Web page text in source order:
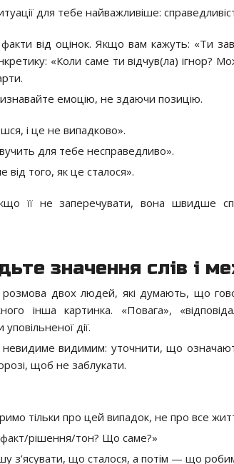
для тебе найважливіше:
від оцінок. Якщо вам кажуть: «Ти
«Коли саме ти відчув(ла)
емоцію, не здаючи позицію.
і це не випадково».
для тебе несправедливо».
від того, як це сталося».
її не заперечувати, вона швидше
значення слів і
двох людей, які думають, що
інша картинка. «Повага»,
дії.
видимим: уточнити, що
щоб не заблукати.
тільки про цей випадок, не про все
рішення/тон? Що саме?»
з’ясувати, що сталося, а потім — що